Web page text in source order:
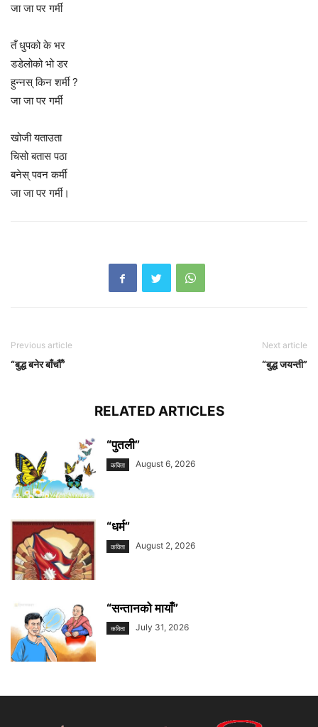
जा जा पर गर्मी
तँ धुपको के भर
डडेलोको भो डर
हुन्नस् किन शर्मी ?
जा जा पर गर्मी
खोजी यताउता
चिसो बतास पठा
बनेस् पवन कर्मी
जा जा पर गर्मी।
Previous article
“बुद्ध बनेर बाँचौँ”
Next article
“बुद्ध जयन्ती”
RELATED ARTICLES
“पुतली”
कविता August 6, 2026
“धर्म”
कविता August 2, 2026
“सन्तानको मायाँ”
कविता July 31, 2026